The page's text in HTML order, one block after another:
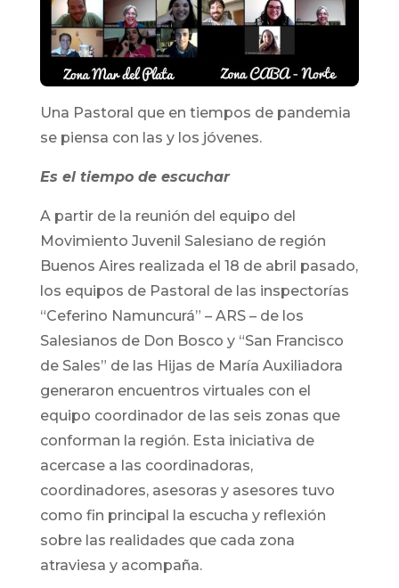
Una Pastoral que en tiempos de pandemia
se piensa con las y los jóvenes.
Es el tiempo de escuchar
A partir de la reunión del equipo del
Movimiento Juvenil Salesiano de región
Buenos Aires realizada el 18 de abril pasado,
los equipos de Pastoral de las inspectorías
“Ceferino Namuncurá” – ARS – de los
Salesianos de Don Bosco y “San Francisco
de Sales” de las Hijas de María Auxiliadora
generaron encuentros virtuales con el
equipo coordinador de las seis zonas que
conforman la región. Esta iniciativa de
acercase a las coordinadoras,
coordinadores, asesoras y asesores tuvo
como fin principal la escucha y reflexión
sobre las realidades que cada zona
atraviesa y acompaña.